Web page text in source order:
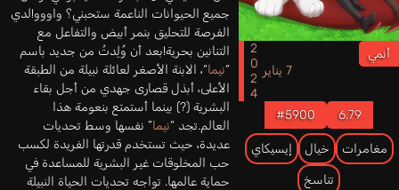
أنمي
7 يناير
2024
6.79
#5900
مغامرات خيال إيسيكاي
تناسخ
جميع الحيوانات الناعمة ستحبني؟ واووو!لدي
الفرصة للتحليق بنمر أبيض والتفاعل مع
التنانين بحرية!بعد أن وُلِدتُ من جديد باسم
“نيما“، الابنة الأصغر لعائلة نبيلة من الطبقة
الأعلى، أبذل قصارى جهدي من أجل بقاء
البشرية (?) بينما أستمتع بنعومة هذا
العالم.تجد “نيما” نفسها وسط تحديات
عديدة، حيث تستخدم قدرتها الفريدة لكسب
حب المخلوقات غير البشرية للمساعدة في
حماية عالمها. تواجه تحديات الحياة النبيلة